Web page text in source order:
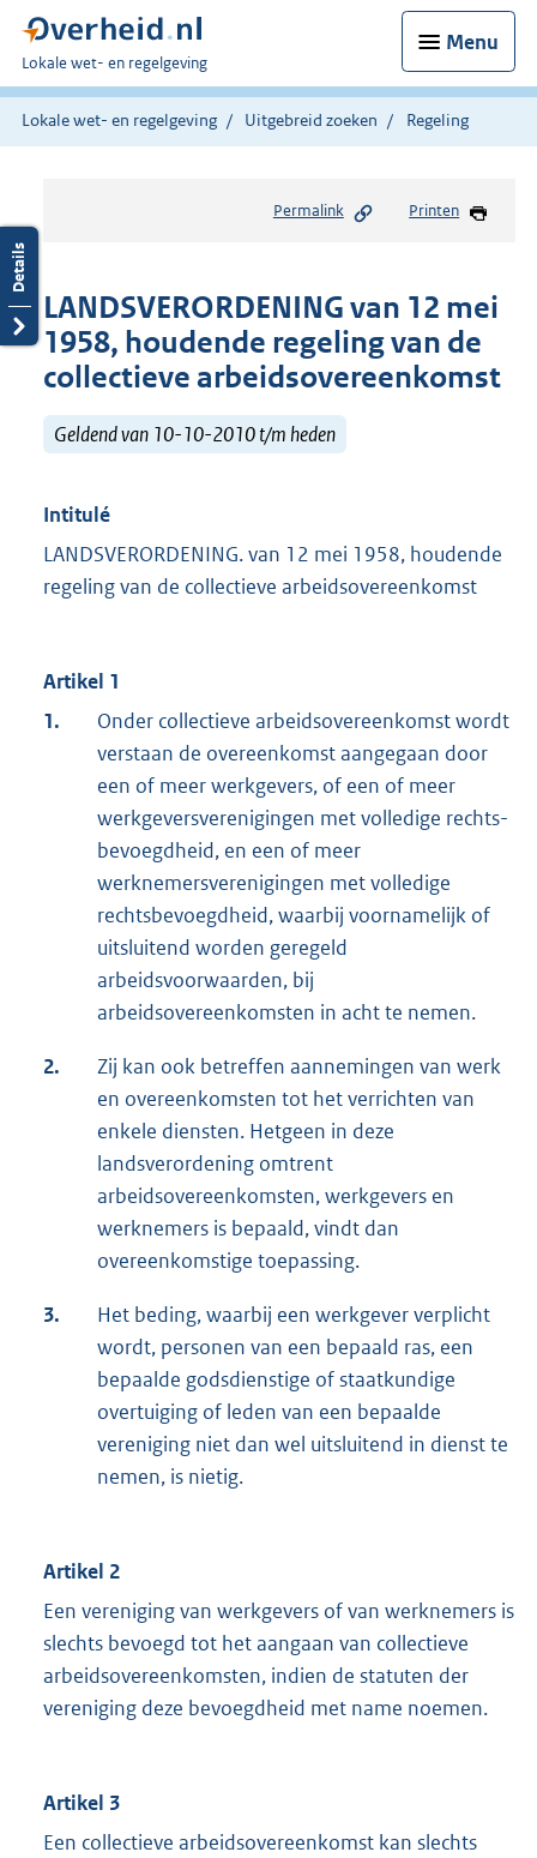
Menu
U
bent
hier:
Lokale wet- en regelgeving
Lokale wet- en regelgeving Uitgebreid zoeken Regeling
Permalink Printen
LANDSVERORDENING van 12 mei
1958, houdende regeling van de
collectieve arbeidsovereenkomst
Geldend van 10-10-2010 t/m heden
Intitulé
LANDSVERORDENING. van 12 mei 1958, houdende
regeling van de collectieve arbeidsovereenkomst
Artikel 1
1.
Onder collectieve arbeidsovereenkomst wordt
verstaan de overeenkomst aangegaan door
een of meer werkgevers, of een of meer
werkgeversverenigingen met volledige rechts­
bevoegdheid, en een of meer
werknemersverenigingen met volledige
rechts­bevoegdheid, waarbij voornamelijk of
uitsluitend worden geregeld
arbeidsvoorwaarden, bij
arbeidsovereenkomsten in acht te nemen.
2.
Zij kan ook betreffen aannemingen van werk
en overeenkomsten tot het verrichten van
enkele diensten. Hetgeen in deze
landsverordening omtrent
arbeidsovereenkomsten, werkgevers en
werknemers is bepaald, vindt dan
overeenkomstige toepassing.
3.
Het beding, waarbij een werkgever verplicht
wordt, personen van een bepaald ras, een
bepaalde godsdienstige of staatkundige
overtuiging of leden van een bepaalde
vereniging niet dan wel uitsluitend in dienst te
nemen, is nietig.
Artikel 2
Een vereniging van werkgevers of van werknemers is
slechts bevoegd tot het aangaan van collectieve
arbeidsovereenkomsten, indien de statuten der
vereniging deze bevoegdheid met name noemen.
Artikel 3
Een collectieve arbeidsovereenkomst kan slechts